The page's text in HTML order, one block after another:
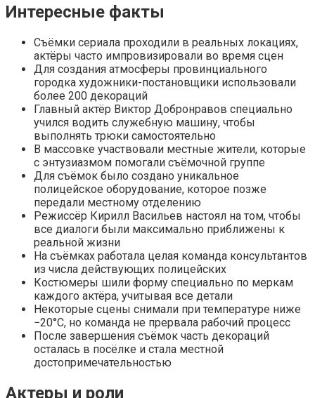
Интересные факты
Съёмки сериала проходили в реальных локациях,
актёры часто импровизировали во время сцен
Для создания атмосферы провинциального
городка художники-постановщики использовали
более 200 декораций
Главный актёр Виктор Добронравов специально
учился водить служебную машину, чтобы
выполнять трюки самостоятельно
В массовке участвовали местные жители, которые
с энтузиазмом помогали съёмочной группе
Для съёмок было создано уникальное
полицейское оборудование, которое позже
передали местному отделению
Режиссёр Кирилл Васильев настоял на том, чтобы
все диалоги были максимально приближены к
реальной жизни
На съёмках работала целая команда консультантов
из числа действующих полицейских
Костюмеры шили форму специально по меркам
каждого актёра, учитывая все детали
Некоторые сцены снимали при температуре ниже
−20°C, но команда не прервала рабочий процесс
После завершения съёмок часть декораций
осталась в посёлке и стала местной
достопримечательностью
Актеры и роли